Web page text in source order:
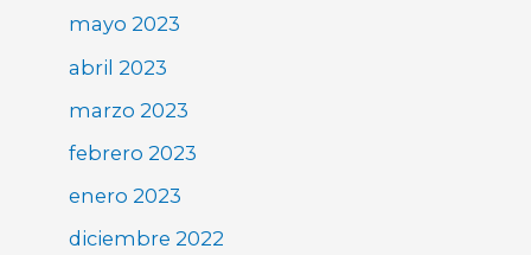
mayo 2023
abril 2023
marzo 2023
febrero 2023
enero 2023
diciembre 2022